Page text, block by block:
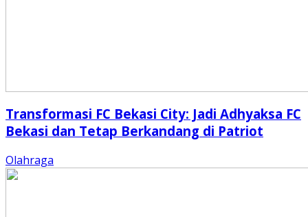
Transformasi FC Bekasi City: Jadi Adhyaksa FC
Bekasi dan Tetap Berkandang di Patriot
Olahraga